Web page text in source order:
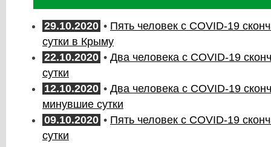
29.10.2020 • Пять человек с COVID-19
сутки в Крыму
22.10.2020 • Два человека с COVID-19
сутки
12.10.2020 • Два человека с COVID-19
минувшие сутки
09.10.2020 • Пять человек с COVID-19
сутки